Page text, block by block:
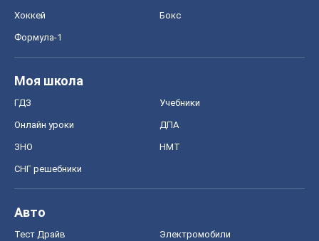
Хоккей Бокс
Формула-1
Моя школа
ГДЗ Учебники
Онлайн уроки ДПА
ЗНО НМТ
СНГ решебники
Авто
Тест Драйв Электромобили